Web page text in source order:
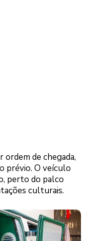
de chegada,
prévio. O veículo
perto do palco
culturais.